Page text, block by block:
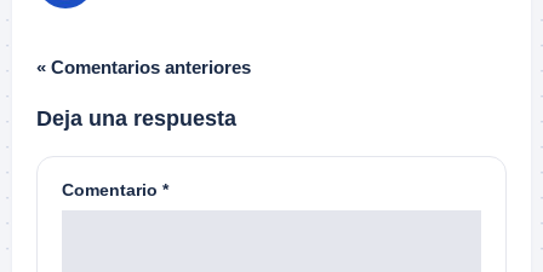
« Comentarios anteriores
Deja una respuesta
Comentario *